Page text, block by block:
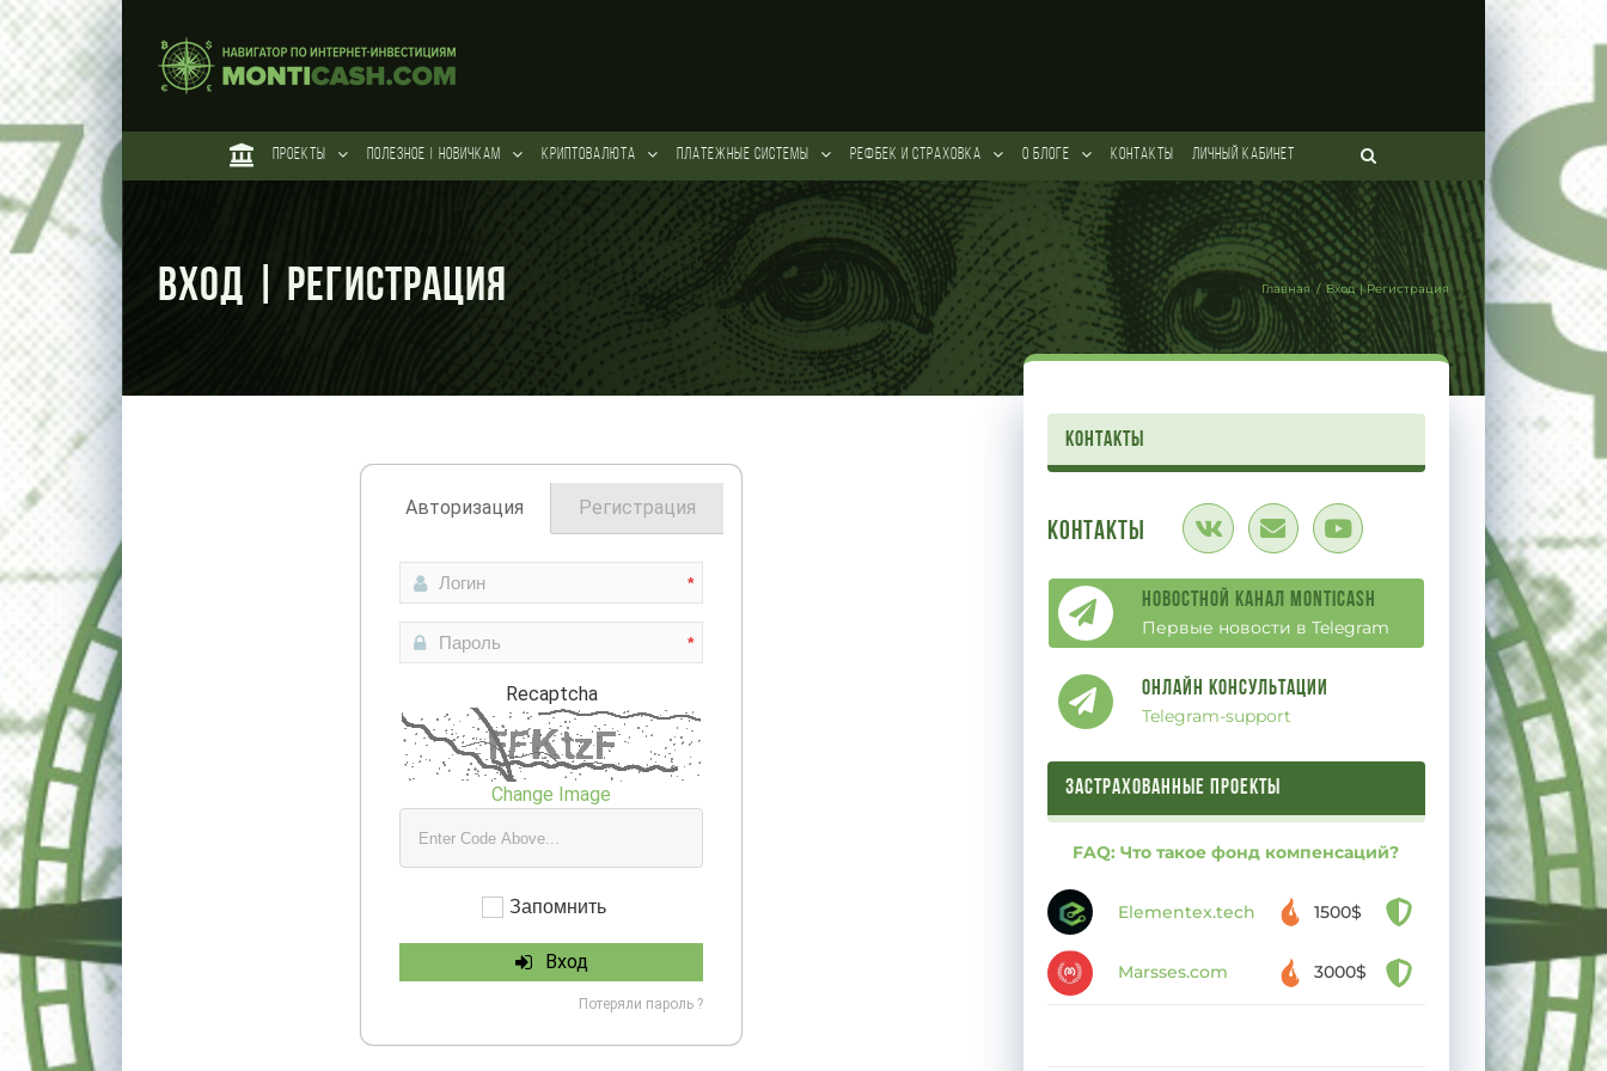
Skip
to
content
ПРОЕКТЫ ПОЛЕЗНОЕ | НОВИЧКАМ КРИПТОВАЛЮТА ПЛАТЕЖНЫЕ СИСТЕМЫ РЕФБЕК и СТРАХОВКА О БЛОГЕ КОНТАКТЫ ЛИЧНЫЙ КАБИНЕТ
Вход | Регистрация Главная / Вход | Регистрация
Авторизация Регистрация
*
*
Recaptcha
Change Image
Запомнить
Вход
Потеряли пароль ?
контакты
Контакты
Новостной канал Monticash
Первые новости в Telegram
Онлайн Консультации
Telegram-support
ЗАСТРАХОВАННЫЕ ПРОЕКТЫ
FAQ: Что такое фонд компенсаций?
Elementex.tech 1500$
Marsses.com 3000$